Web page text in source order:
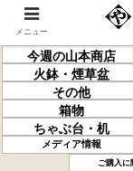
今週の山本商店
火鉢・煙草盆
その他
箱物
ちゃぶ台・机
メディア情報
ご購入に
民芸調小箪笥
メニュー